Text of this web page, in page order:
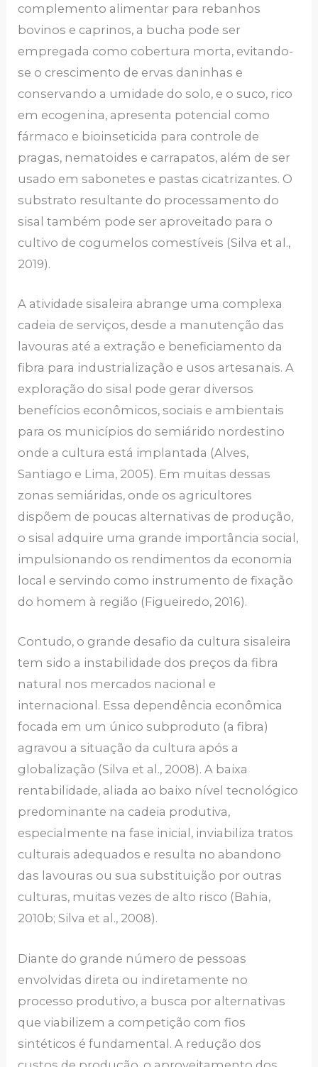
complemento alimentar para rebanhos
bovinos e caprinos, a bucha pode ser
empregada como cobertura morta, evitando-
se o crescimento de ervas daninhas e
conservando a umidade do solo, e o suco, rico
em ecogenina, apresenta potencial como
fármaco e bioinseticida para controle de
pragas, nematoides e carrapatos, além de ser
usado em sabonetes e pastas cicatrizantes. O
substrato resultante do processamento do
sisal também pode ser aproveitado para o
cultivo de cogumelos comestíveis (Silva et al.,
2019).
A atividade sisaleira abrange uma complexa
cadeia de serviços, desde a manutenção das
lavouras até a extração e beneficiamento da
fibra para industrialização e usos artesanais. A
exploração do sisal pode gerar diversos
benefícios econômicos, sociais e ambientais
para os municípios do semiárido nordestino
onde a cultura está implantada (Alves,
Santiago e Lima, 2005). Em muitas dessas
zonas semiáridas, onde os agricultores
dispõem de poucas alternativas de produção,
o sisal adquire uma grande importância social,
impulsionando os rendimentos da economia
local e servindo como instrumento de fixação
do homem à região (Figueiredo, 2016).
Contudo, o grande desafio da cultura sisaleira
tem sido a instabilidade dos preços da fibra
natural nos mercados nacional e
internacional. Essa dependência econômica
focada em um único subproduto (a fibra)
agravou a situação da cultura após a
globalização (Silva et al., 2008). A baixa
rentabilidade, aliada ao baixo nível tecnológico
predominante na cadeia produtiva,
especialmente na fase inicial, inviabiliza tratos
culturais adequados e resulta no abandono
das lavouras ou sua substituição por outras
culturas, muitas vezes de alto risco (Bahia,
2010b; Silva et al., 2008).
Diante do grande número de pessoas
envolvidas direta ou indiretamente no
processo produtivo, a busca por alternativas
que viabilizem a competição com fios
sintéticos é fundamental. A redução dos